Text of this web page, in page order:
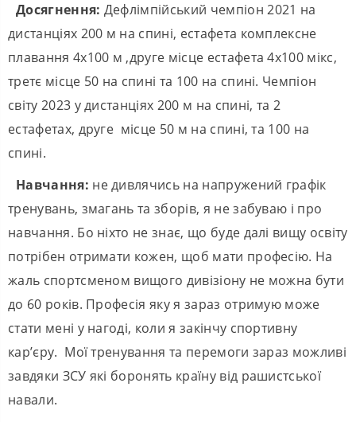
Досягнення: Дефлімпійський чемпіон 2021 на
дистанціях 200 м на спині, естафета комплексне
плавання 4х100 м ,друге місце естафета 4х100 мікс,
третє місце 50 на спині та 100 на спині. Чемпіон
світу 2023 у дистанціях 200 м на спині, та 2
естафетах, друге місце 50 м на спині, та 100 на
спині.
Навчання: не дивлячись на напружений графік
тренувань, змагань та зборів, я не забуваю і про
навчання. Бо ніхто не знає, що буде далі вищу освіту
потрібен отримати кожен, щоб мати професію. На
жаль спортсменом вищого дивізіону не можна бути
до 60 років. Професія яку я зараз отримую може
стати мені у нагоді, коли я закінчу спортивну
кар’єру. Мої тренування та перемоги зараз можливі
завдяки ЗСУ які боронять країну від рашистської
навали.